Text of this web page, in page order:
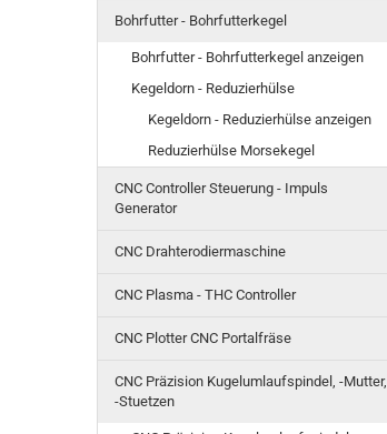
Bohrfutter - Bohrfutterkegel
Bohrfutter - Bohrfutterkegel anzeigen
Kegeldorn - Reduzierhülse
Kegeldorn - Reduzierhülse anzeigen
Reduzierhülse Morsekegel
CNC Controller Steuerung - Impuls
Generator
CNC Drahterodiermaschine
CNC Plasma - THC Controller
CNC Plotter CNC Portalfräse
CNC Präzision Kugelumlaufspindel, -Mutter,
-Stuetzen